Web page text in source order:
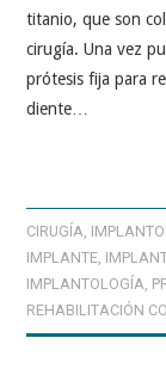
titanio, que son
cirugía. Una vez
prótesis fija para
diente…
CIRUGÍA
IMPLANTE
IMPLANTOLOGÍA
REHABILITACIÓN